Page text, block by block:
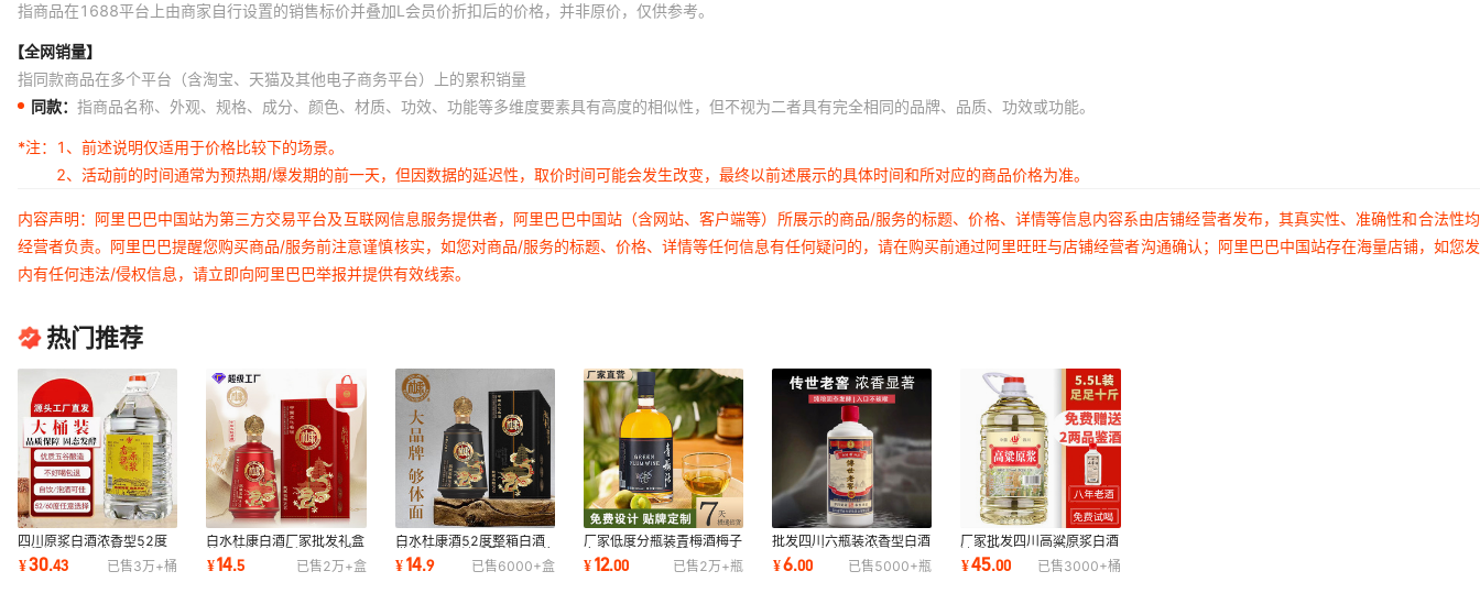
指商品在1688平台上由商家自行设置的销售标价并叠加L会员价折扣后的价格，并非原价，仅供参考。
【全网销量】
指同款商品在多个平台（含淘宝、天猫及其他电子商务平台）上的累积销量
同款： 指商品名称、外观、规格、成分、颜色、材质、功效、功能等多维度要素具有高度的相似性，但不视为二者具有完全相同的品牌、品质、功效或功能。
*注：
1、前述说明仅适用于价格比较下的场景。
2、活动前的时间通常为预热期/爆发期的前一天，但因数据的延迟性，取价时间可能会发生改变，最终以前述展示的具体时间和所对应的商品价格为准。
内容声明：阿里巴巴中国站为第三方交易平台及互联网信息服务提供者，阿里巴巴中国站（含网站、客户端等）所展示的商品/服务的标题、价格、详情等信息内容系由店铺经营者发布，其真实性、准确性和合法性
经营者负责。阿里巴巴提醒您购买商品/服务前注意谨慎核实，如您对商品/服务的标题、价格、详情等任何信息有任何疑问的，请在购买前通过阿里旺旺与店铺经营者沟通确认；阿里巴巴中国站存在海量店铺，如您
内有任何违法/侵权信息，请立即向阿里巴巴举报并提供有效线索。
热门推荐
四川原浆白酒浓香型52度
高粱酒纯粮酿造散装白酒
10斤整箱厂家批发
¥30.43 已售3万+桶
白水杜康白酒厂家批发礼盒
装原浆酒浓香型52度整箱
粮食白酒水送礼
¥14.5 已售2万+盒
白水杜康酒52度整箱白酒
批发礼盒装浓香型粮食原浆
酒手提袋送礼
¥14.9 已售6000+盒
厂家低度分瓶装青梅酒梅子
女士晚安果酒微醺水果酒水
批发商用定制
¥12.00 已售2万+瓶
批发四川六瓶装浓香型白酒
52度粮食老酒瓶装高度加
工贴牌定制酒水
¥6.00 已售5000+瓶
厂家批发四川高粱原浆白酒
浓香型52度60度散装白酒
5.5L整箱商用
¥45.00 已售3000+桶